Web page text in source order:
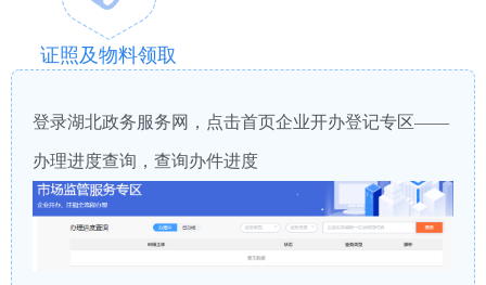
证照及物料领取
登录湖北政务服务网，点击首页企业开办登记专区——
办理进度查询，查询办件进度